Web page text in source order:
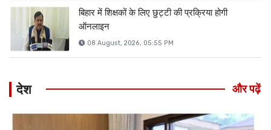
बिहार में शिक्षकों के लिए छुट्टी की प्रक्रिया होगी
ऑनलाइन
08 August, 2026, 05:55 PM
देश और पढ़ें